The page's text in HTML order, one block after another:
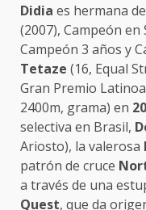
Didia es hermana
(2007), Campeón
Campeón 3 años y
Tetaze (16, Equal
Gran Premio
2400m, grama) en
selectiva en Brasil,
Ariosto), la valerosa
patrón de cruce
a través de una
Quest, que da